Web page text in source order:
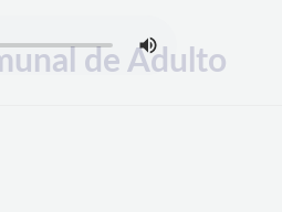
de Adulto